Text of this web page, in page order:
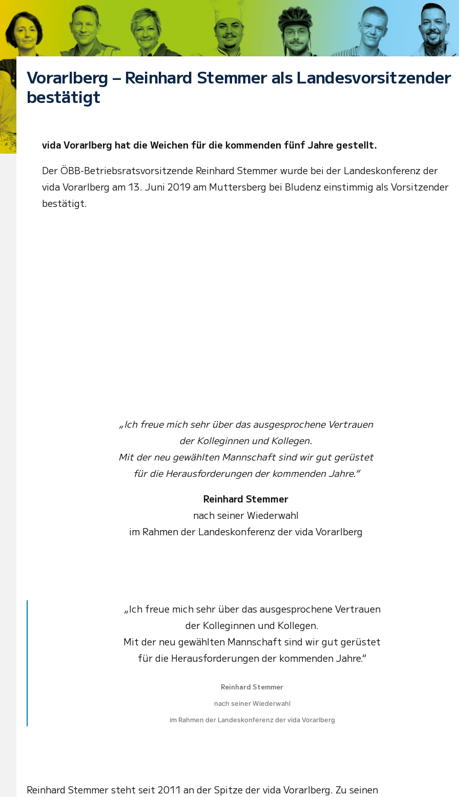
Vorarlberg – Reinhard Stemmer als Landesvorsitzender
bestätigt
vida Vorarlberg hat die Weichen für die kommenden fünf Jahre gestellt.
Der ÖBB-Betriebsratsvorsitzende Reinhard Stemmer wurde bei der Landeskonferenz der
vida Vorarlberg am 13. Juni 2019 am Muttersberg bei Bludenz einstimmig als Vorsitzender
bestätigt.
„Ich freue mich sehr über das ausgesprochene Vertrauen
der Kolleginnen und Kollegen.
Mit der neu gewählten Mannschaft sind wir gut gerüstet
für die Herausforderungen der kommenden Jahre.“
Reinhard Stemmer
nach seiner Wiederwahl
im Rahmen der Landeskonferenz der vida Vorarlberg
„Ich freue mich sehr über das ausgesprochene Vertrauen
der Kolleginnen und Kollegen.
Mit der neu gewählten Mannschaft sind wir gut gerüstet
für die Herausforderungen der kommenden Jahre.“
Reinhard Stemmer
nach seiner Wiederwahl
im Rahmen der Landeskonferenz der vida Vorarlberg
Reinhard Stemmer steht seit 2011 an der Spitze der vida Vorarlberg. Zu seinen